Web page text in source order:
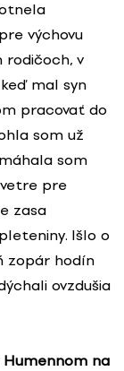
výchovu
rodičoch, v
mal syn
pracovať do
som už
som
pre
zasa
Išlo o
zopár hodín
ovzdušia
Humennom na